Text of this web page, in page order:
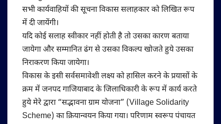
सभी कार्यवाहियों की सूचना विकास सलाहकार को लिखित रूप
में दी जायेंगी।
यदि कोई सलाह स्वीकार नहीं होती है तो उसका कारण बताया
जायेगा और सम्मानित ढंग से उसका विकल्प खोजते हुये उसका
निराकरण किया जायेगा।
विकास के इसी सर्वसमावेशी लक्ष्य को हासिल करने के प्रयासों के
क्रम में जनपद गाजियाबाद के जिलाधिकारी के रूप में कार्य करते
हुये मेरे द्वारा “सद्भावना ग्राम योजना” (Village Solidarity
Scheme) का क्रियान्वयन किया गया। परिणाम स्वरूप पंचायत